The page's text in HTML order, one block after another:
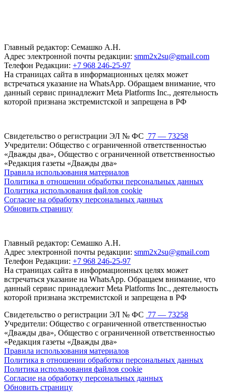
Главный редактор: Семашко А.Н.
Адрес электронной почты редакции: smm2x2su@gmail.com
Телефон Редакции: +7 968 246-25-97
На страницах сайта в информационных целях может
встречаться указание на WhatsApp. Обращаем внимание, что
данный сервис принадлежит Meta Platforms Inc., деятельность
которой признана экстремистской и запрещена в РФ
Свидетельство о регистрации ЭЛ № ФС 77 — 73258
Учредители: Общество с ограниченной ответственностью
«Дважды два», Общество с ограниченной ответственностью
«Редакция газеты «Дважды два»
Правила использования материалов
Политика в отношении обработки персональных данных
Политика использования файлов cookie
Согласие на обработку персональных данных
Обновить страницу
Главный редактор: Семашко А.Н.
Адрес электронной почты редакции: smm2x2su@gmail.com
Телефон Редакции: +7 968 246-25-97
На страницах сайта в информационных целях может
встречаться указание на WhatsApp. Обращаем внимание, что
данный сервис принадлежит Meta Platforms Inc., деятельность
которой признана экстремистской и запрещена в РФ
Свидетельство о регистрации ЭЛ № ФС 77 — 73258
Учредители: Общество с ограниченной ответственностью
«Дважды два», Общество с ограниченной ответственностью
«Редакция газеты «Дважды два»
Правила использования материалов
Политика в отношении обработки персональных данных
Политика использования файлов cookie
Согласие на обработку персональных данных
Обновить страницу